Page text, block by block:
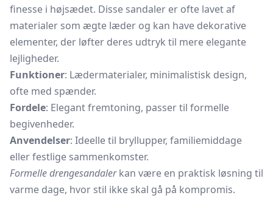
finesse i højsædet. Disse sandaler er ofte lavet af
materialer som ægte læder og kan have dekorative
elementer, der løfter deres udtryk til mere elegante
lejligheder.
Funktioner: Lædermaterialer, minimalistisk design,
ofte med spænder.
Fordele: Elegant fremtoning, passer til formelle
begivenheder.
Anvendelser: Ideelle til bryllupper, familiemiddage
eller festlige sammenkomster.
Formelle drengesandalerkan være en praktisk løsning til
varme dage, hvor stil ikke skal gå på kompromis.